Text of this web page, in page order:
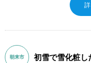
朝来市
初雪で雪化粧し